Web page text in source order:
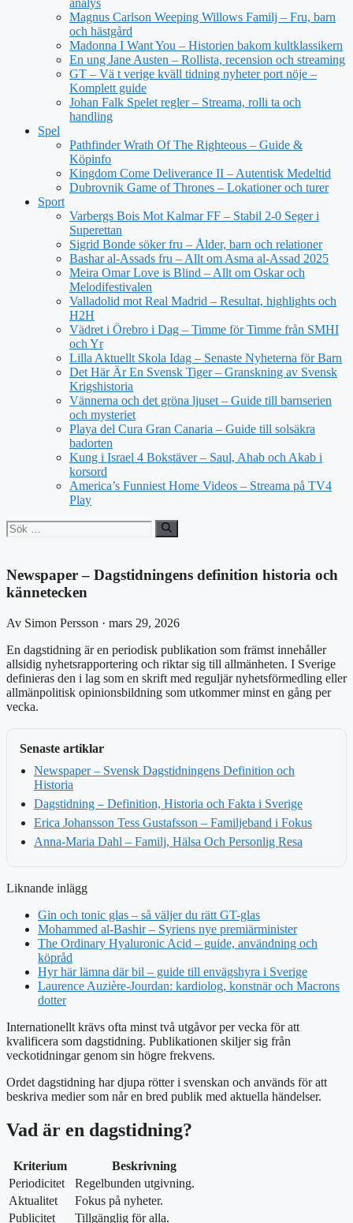
analys
Magnus Carlson Weeping Willows Familj – Fru, barn
och hästgård
Madonna I Want You – Historien bakom kultklassikern
En ung Jane Austen – Rollista, recension och streaming
GT – Vä t verige kväll tidning nyheter port nöje –
Komplett guide
Johan Falk Spelet regler – Streama, rolli ta och
handling
Spel
Pathfinder Wrath Of The Righteous – Guide &
Köpinfo
Kingdom Come Deliverance II – Autentisk Medeltid
Dubrovnik Game of Thrones – Lokationer och turer
Sport
Varbergs Bois Mot Kalmar FF – Stabil 2-0 Seger i
Superettan
Sigrid Bonde söker fru – Ålder, barn och relationer
Bashar al-Assads fru – Allt om Asma al-Assad 2025
Meira Omar Love is Blind – Allt om Oskar och
Melodifestivalen
Valladolid mot Real Madrid – Resultat, highlights och
H2H
Vädret i Örebro i Dag – Timme för Timme från SMHI
och Yr
Lilla Aktuellt Skola Idag – Senaste Nyheterna för Barn
Det Här Är En Svensk Tiger – Granskning av Svensk
Krigshistoria
Vännerna och det gröna ljuset – Guide till barnserien
och mysteriet
Playa del Cura Gran Canaria – Guide till solsäkra
badorten
Kung i Israel 4 Bokstäver – Saul, Ahab och Akab i
korsord
America’s Funniest Home Videos – Streama på TV4
Play
Sök
efter:
Newspaper – Dagstidningens definition historia och
kännetecken
Av Simon Persson · mars 29, 2026
En dagstidning är en periodisk publikation som främst innehåller
allsidig nyhetsrapportering och riktar sig till allmänheten. I Sverige
definieras den i lag som en skrift med reguljär nyhetsförmedling eller
allmänpolitisk opinionsbildning som utkommer minst en gång per
vecka.
Senaste artiklar
Newspaper – Svensk Dagstidningens Definition och
Historia
Dagstidning – Definition, Historia och Fakta i Sverige
Erica Johansson Tess Gustafsson – Familjeband i Fokus
Anna-Maria Dahl – Familj, Hälsa Och Personlig Resa
Liknande inlägg
Gin och tonic glas – så väljer du rätt GT-glas
Mohammed al-Bashir – Syriens nye premiärminister
The Ordinary Hyaluronic Acid – guide, användning och
köpråd
Hyr här lämna där bil – guide till envägshyra i Sverige
Laurence Auzière-Jourdan: kardiolog, konstnär och Macrons
dotter
Internationellt krävs ofta minst två utgåvor per vecka för att
kvalificera som dagstidning. Publikationen skiljer sig från
veckotidningar genom sin högre frekvens.
Ordet dagstidning har djupa rötter i svenskan och används för att
beskriva medier som når en bred publik med aktuella händelser.
Vad är en dagstidning?
Kriterium
Beskrivning
Periodicitet
Regelbunden utgivning.
Aktualitet
Fokus på nyheter.
Publicitet
Tillgänglig för alla.